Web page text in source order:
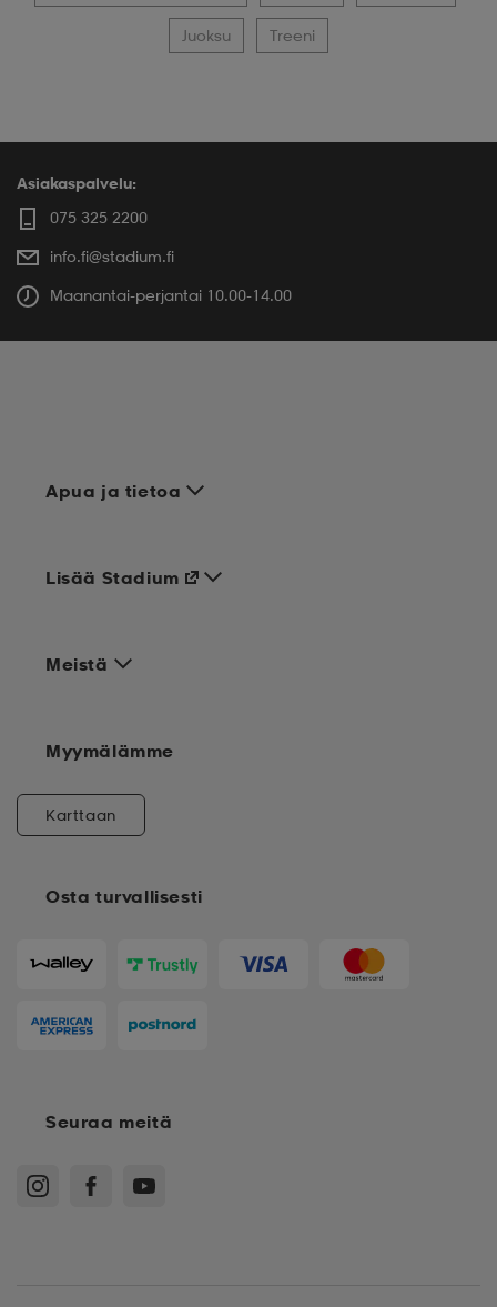
Juoksu Treeni
Asiakaspalvelu:
075 325 2200
info.fi@stadium.fi
Maanantai-perjantai 10.00-14.00
Apua ja tietoa
Meistä
Osta turvallisesti
Lisää Stadium
Myymälämme
Karttaan
Seuraa meitä